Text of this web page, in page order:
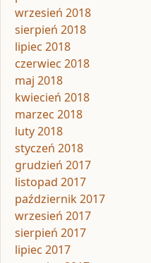
wrzesień 2018
sierpień 2018
lipiec 2018
czerwiec 2018
maj 2018
kwiecień 2018
marzec 2018
luty 2018
styczeń 2018
grudzień 2017
listopad 2017
październik 2017
wrzesień 2017
sierpień 2017
lipiec 2017